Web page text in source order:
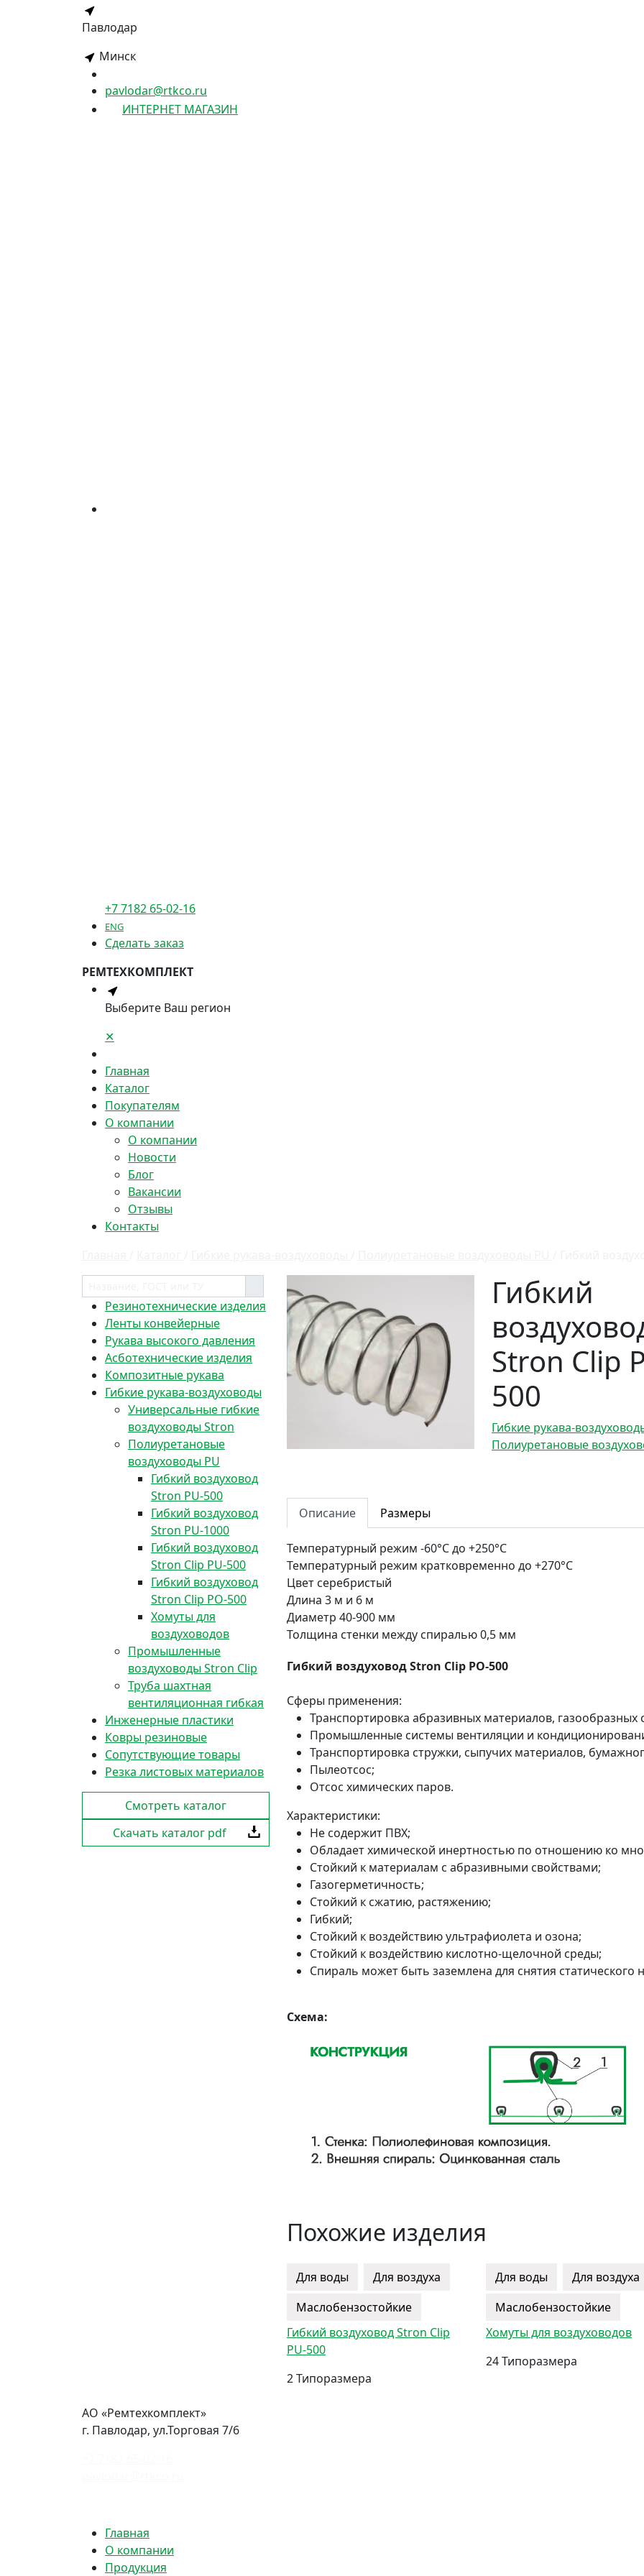
Павлодар
Минск
pavlodar@rtkco.ru
ИНТЕРНЕТ МАГАЗИН
+7 7182 65-02-16
ENG
Сделать заказ
РЕМТЕХКОМПЛЕКТ
Выберите Ваш регион
✕
Главная
Каталог
Покупателям
О компании
О компании
Новости
Блог
Вакансии
Отзывы
Контакты
Резинотехнические изделия
Ленты конвейерные
Рукава высокого давления
Асботехнические изделия
Композитные рукава
Гибкие рукава-воздуховоды
Универсальные гибкие
воздуховоды Stron
Полиуретановые
воздуховоды PU
Гибкий воздуховод
Stron PU-500
Гибкий воздуховод
Stron PU-1000
Гибкий воздуховод
Stron Clip PU-500
Гибкий воздуховод
Stron Clip PO-500
Хомуты для
воздуховодов
Промышленные
воздуховоды Stron Clip
Труба шахтная
вентиляционная гибкая
Инженерные пластики
Ковры резиновые
Сопутствующие товары
Резка листовых материалов
Смотреть каталог
Скачать каталог pdf
Гибкий
Stron Clip
500
Гибкие рукава-
Полиуретановые
Описание Размеры
Температурный режим -60°С до +250°С
Температурный режим кратковременно до +270°С
Цвет серебристый
Длина 3 м и 6 м
Диаметр 40-900 мм
Толщина стенки между спиралью0,5 мм
Гибкий воздуховод Stron Clip PO-500
Сферы применения:
Транспортировка абразивных материалов, газообразных
Промышленные системы вентиляции и
Транспортировка стружки, сыпучих материалов,
Пылеотсос;
Отсос химических паров.
Характеристики:
Не содержит ПВХ;
Обладает химической инертностью по отношению ко
Стойкий к материалам с абразивными свойствами;
Газогерметичность;
Стойкий к сжатию, растяжению;
Гибкий;
Стойкий к воздействию ультрафиолета и озона;
Стойкий к воздействию кислотно-щелочной среды;
Спираль может быть заземлена для снятия статического
Схема:
Похожие изделия
Для воды
Для воздуха
Маслобензостойкие
Гибкий воздуховод Stron Clip
PU-500
2 Типоразмера
Для воды
Для воздуха
Маслобензостойкие
Хомуты для воздуховодов
24 Типоразмера
АО «Ремтехкомплект»
г. Павлодар, ул.Торговая 7/6
Главная
О компании
Продукция